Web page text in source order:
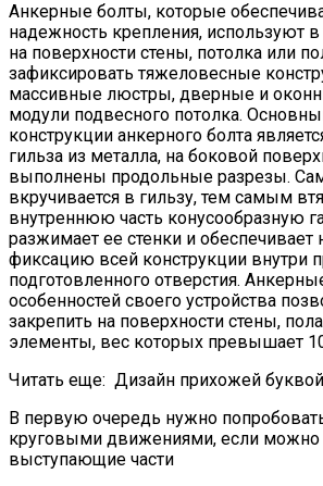
Анкерные болты, которые
надежность крепления, используют в
на поверхности стены, потолка или
зафиксировать тяжеловесные
массивные люстры, дверные и
модули подвесного потолка.
конструкции анкерного болта
гильза из металла, на боковой
выполнены продольные разрезы.
вкручивается в гильзу, тем самым
внутреннюю часть конусообразную
разжимает ее стенки и
фиксацию всей конструкции внутри
подготовленного отверстия.
особенностей своего устройства
закрепить на поверхности стены,
элементы, вес которых превышает
Читать еще: Дизайн прихожей
В первую очередь нужно
круговыми движениями, если можно
выступающие части